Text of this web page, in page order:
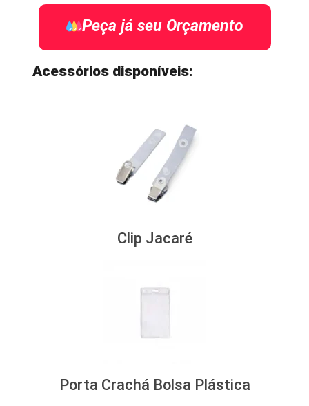
Peça já seu Orçamento
Acessórios disponíveis:
Clip Jacaré
Porta Crachá Bolsa Plástica